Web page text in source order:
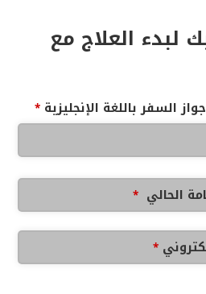
لبدء العلاج مع
السفر باللغة الإنجليزية *
الحالي *
*